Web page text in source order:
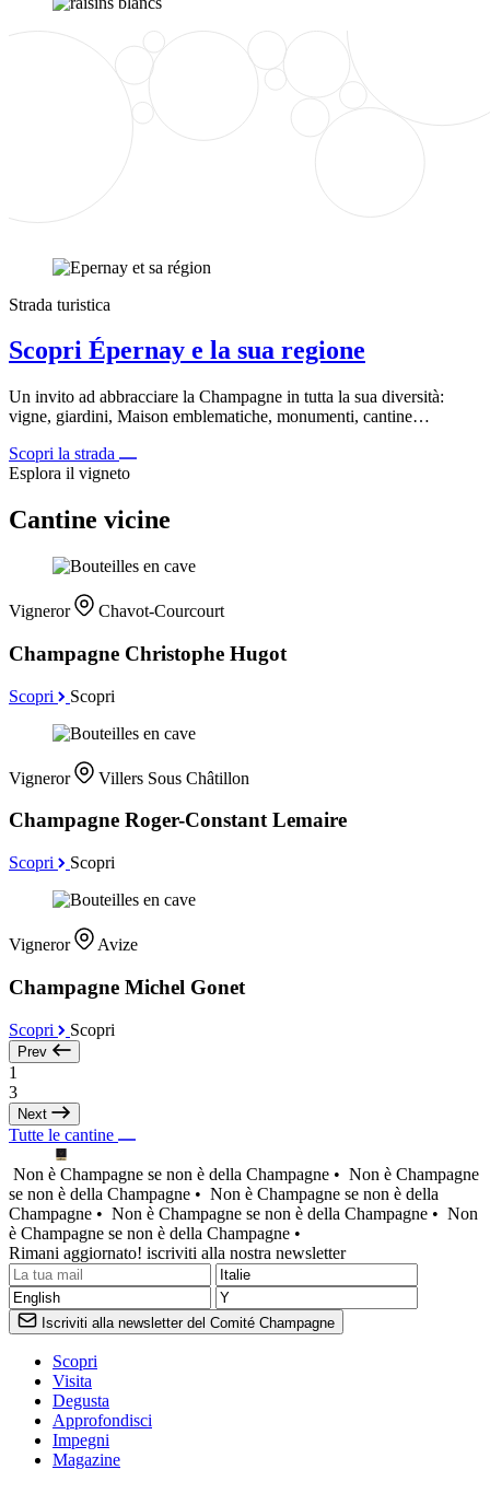
Strada turistica
Scopri Épernay e la sua regione
Un invito ad abbracciare la Champagne in tutta la sua diversità:
vigne, giardini, Maison emblematiche, monumenti, cantine…
Scopri la strada
Esplora il vigneto
Cantine vicine
Vigneror Chavot-Courcourt
Champagne Christophe Hugot
Scopri Scopri
Vigneror Villers Sous Châtillon
Champagne Roger-Constant Lemaire
Scopri Scopri
Vigneror Avize
Champagne Michel Gonet
Scopri Scopri
Prev
1
3
Next
Tutte le cantine
Non è Champagne se non è della Champagne • Non è Champagne
se non è della Champagne • Non è Champagne se non è della
Champagne • Non è Champagne se non è della Champagne • Non
è Champagne se non è della Champagne •
Rimani aggiornato! iscriviti alla nostra newsletter
Iscriviti alla newsletter del Comité Champagne
Scopri
Visita
Degusta
Approfondisci
Impegni
Magazine